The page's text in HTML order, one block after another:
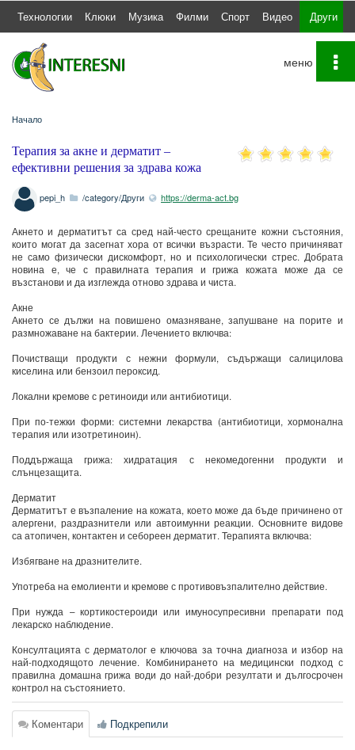
Технологии Клюки Музика Филми Спорт Видео Други
Начало
Терапия за акне и дерматит –
ефективни решения за здрава кожа
pepi_h /category/Други https://derma-act.bg
Акнето и дерматитът са сред най-често срещаните кожни състояния,
които могат да засегнат хора от всички възрасти. Те често причиняват
не само физически дискомфорт, но и психологически стрес. Добрата
новина е, че с правилната терапия и грижа кожата може да се
възстанови и да изглежда отново здрава и чиста.
Акне
Акнето се дължи на повишено омазняване, запушване на порите и
размножаване на бактерии. Лечението включва:
Почистващи продукти с нежни формули, съдържащи салицилова
киселина или бензоил пероксид.
Локални кремове с ретиноиди или антибиотици.
При по-тежки форми: системни лекарства (антибиотици, хормонална
терапия или изотретиноин).
Поддържаща грижа: хидратация с некомедогенни продукти и
слънцезащита.
Дерматит
Дерматитът е възпаление на кожата, което може да бъде причинено от
алергени, раздразнители или автоимунни реакции. Основните видове
са атопичен, контактен и себореен дерматит. Терапията включва:
Избягване на дразнителите.
Употреба на емолиенти и кремове с противовъзпалително действие.
При нужда – кортикостероиди или имуносупресивни препарати под
лекарско наблюдение.
Консултацията с дерматолог е ключова за точна диагноза и избор на
най-подходящото лечение. Комбинирането на медицински подход с
правилна домашна грижа води до най-добри резултати и дългосрочен
контрол на състоянието.
Коментари Подкрепили